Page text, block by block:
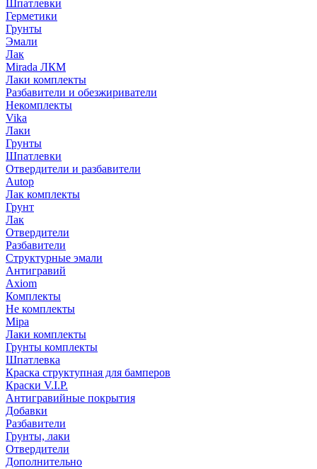
Шпатлевки
Герметики
Грунты
Эмали
Лак
Mirada ЛКМ
Лаки комплекты
Разбавители и обезжириватели
Некомплекты
Vika
Лаки
Грунты
Шпатлевки
Отвердители и разбавители
Autop
Лак комплекты
Грунт
Лак
Отвердители
Разбавители
Структурные эмали
Антигравий
Axiom
Комплекты
Не комплекты
Mipa
Лаки комплекты
Грунты комплекты
Шпатлевка
Краска структупная для бамперов
Краски V.I.P.
Антигравийные покрытия
Добавки
Разбавители
Грунты, лаки
Отвердители
Дополнительно